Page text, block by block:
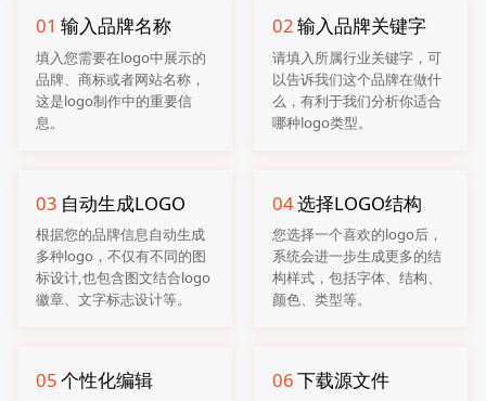
01 输入品牌名称
填入您需要在logo中展示的
品牌、商标或者网站名称，
这是logo制作中的重要信
息。
02输入品牌关键字
请填入所属行业关键字，可
以告诉我们这个品牌在做什
么，有利于我们分析你适合
哪种logo类型。
03 自动生成LOGO
根据您的品牌信息自动生成
多种logo，不仅有不同的图
标设计,也包含图文结合logo
徽章、文字标志设计等。
04选择LOGO结构
您选择一个喜欢的logo后，
系统会进一步生成更多的结
构样式，包括字体、结构、
颜色、类型等。
05个性化编辑 06下载源文件